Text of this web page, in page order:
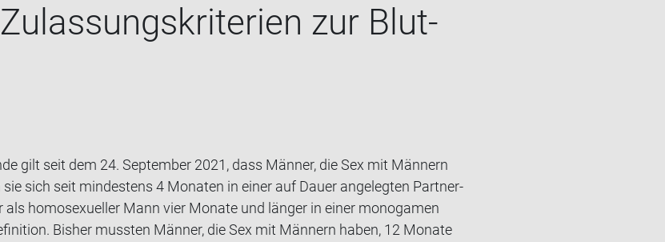
zur Blut­
gilt seit dem 24. Sep­tem­ber 2021, dass Män­ner, die Sex mit Män­nern
sie sich seit min­des­tens 4 Mo­na­ten in einer auf Dauer an­ge­leg­ten Part­ner­
als ho­mo­se­xu­el­ler Mann vier Mo­na­te und län­ger in einer mo­no­ga­men
Bis­her muss­ten Män­ner, die Sex mit Män­nern haben, 12 Mo­na­te